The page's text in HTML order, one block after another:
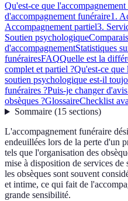
Qu'est-ce que
d'accompagnement funéraire1.
Accompagnement partiel3.
Soutien psychologique
d'accompagnementStatistiques
funérairesFAQQuelle est la
complet et partiel ?Qu'est-ce que
soutien psychologique est-il
funéraires ?Puis-je changer
obsèques ?GlossaireChecklist
Sommaire(15 sections)
L'accompagnement funéraire
endeuillées lors de la perte d'un
tels que l'organisation des
mise à disposition de services
les obsèques sont souvent
et intime, ce qui fait de
grande sensibilité.